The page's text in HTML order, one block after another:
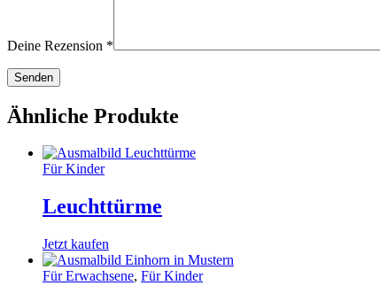
Deine Rezension *
Ähnliche Produkte
Für Kinder
Leuchttürme
Jetzt kaufen
Für Erwachsene, Für Kinder